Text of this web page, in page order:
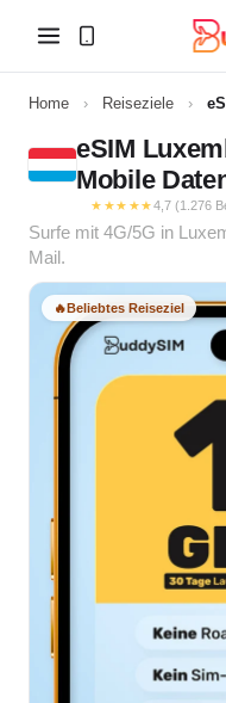
Home › Reiseziele ›
eSIM
Mobile
★★★★★4,7 (1.276
Surfe mit 4G/5G in
Mail.
🔥Beliebtes Reiseziel